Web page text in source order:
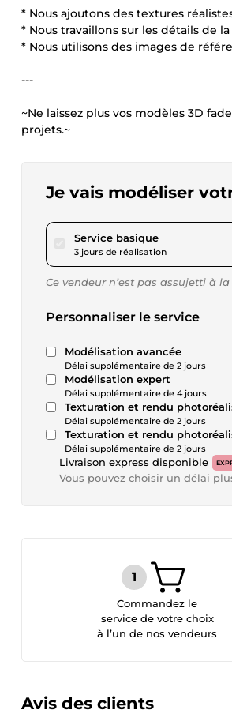
* Nous ajoutons des textures
* Nous travaillons sur les détails de
* Nous utilisons des images de
---
~Ne laissez plus vos modèles 3D
projets.~
Je vais modéliser
Service basiquepour 34,57 $US
3 jours de réalisation
Ce vendeur n’est pas assujetti à la
Personnaliser le service
Modélisation avancée
Délai supplémentaire de 2 jours
Modélisation expert
Délai supplémentaire de 4 jours
Texturation et rendu
Délai supplémentaire de 2 jours
Texturation et rendu
Délai supplémentaire de 2 jours
Livraison express disponible
Vous pouvez choisir un délai
Commandez le
service de votre choix
à l’un de nos vendeurs
Avis des clients